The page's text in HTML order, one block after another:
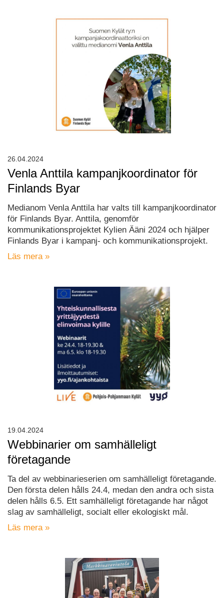
Venla Anttila kampanjkoordinator för
Finlands Byar
Medianom Venla Anttila har valts till kampanjkoordinator
för Finlands Byar. Anttila, genomför
kommunikationsprojektet Kylien Ääni 2024 och hjälper
Finlands Byar i kampanj- och kommunikationsprojekt.
Läs mera »
26.04.2024
Webbinarier om samhälleligt
företagande
Ta del av webbinarieserien om samhälleligt företagande.
Den första delen hålls 24.4, medan den andra och sista
delen hålls 6.5. Ett samhälleligt företagande har något
slag av samhälleligt, socialt eller ekologiskt mål.
Läs mera »
19.04.2024